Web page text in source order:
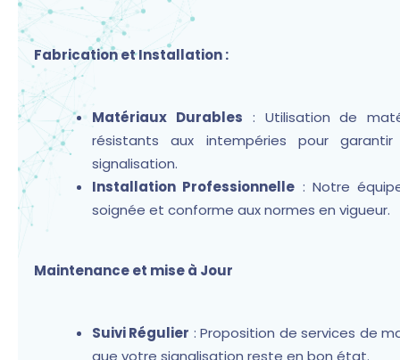
Fabrication et Installation :
Matériaux Durables : Utilisation de
résistants aux intempéries pour
signalisation.
Installation Professionnelle : Notre
soignée et conforme aux normes en vigueur.
Maintenance et mise à Jour
Suivi Régulier : Proposition de services de
que votre signalisation reste en bon état.